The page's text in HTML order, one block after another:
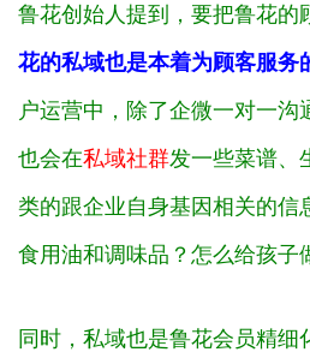
鲁花创始人提到，要把鲁花的
花的私域也是本着为顾客服务
户运营中，除了企微一对一沟
也会在私域社群发一些菜谱、
类的跟企业自身基因相关的信
食用油和调味品？怎么给孩子
同时，私域也是鲁花会员精细